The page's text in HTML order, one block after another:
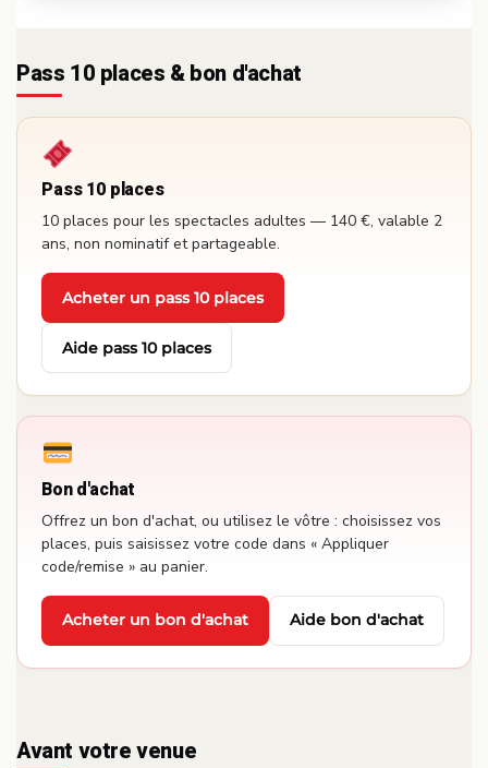
Pass 10 places & bon d'achat
Pass 10 places
10 places pour les spectacles adultes — 140 €, valable 2
ans, non nominatif et partageable.
Acheter un pass 10 places
· Aide pass 10 places
Bon d'achat
Offrez un bon d'achat, ou utilisez le vôtre : choisissez vos
places, puis saisissez votre code dans « Appliquer
code/remise » au panier.
Acheter un bon d'achat
·
Aide bon d'achat
Avant votre venue